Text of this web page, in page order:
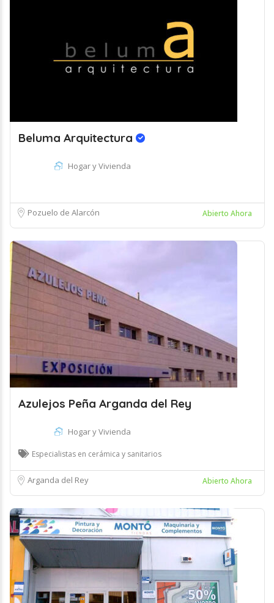
Beluma Arquitectura
Hogar y Vivienda
Pozuelo de Alarcón Abierto Ahora
Azulejos Peña Arganda del Rey
Hogar y Vivienda
Especialistas en cerámica y sanitarios
Arganda del Rey Abierto Ahora